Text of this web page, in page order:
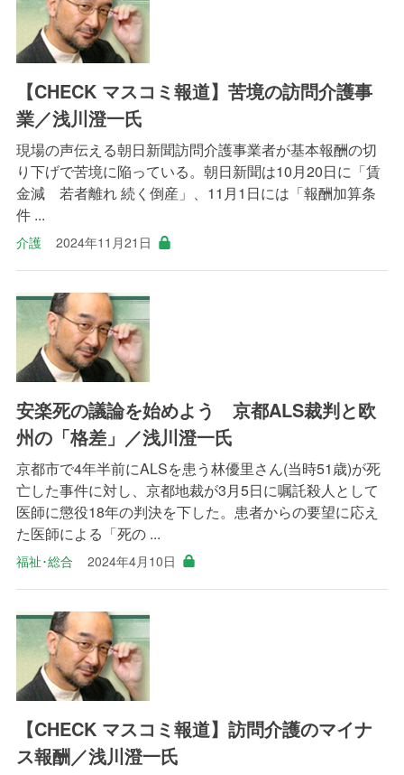
【CHECK マスコミ報道】苦境の訪問介護事
業／浅川澄一氏
現場の声伝える朝日新聞訪問介護事業者が基本報酬の切
り下げで苦境に陥っている。朝日新聞は10月20日に「賃
金減 若者離れ 続く倒産」、11月1日には「報酬加算条
件 ...
介護 2024年11月21日
安楽死の議論を始めよう 京都ALS裁判と欧
州の「格差」／浅川澄一氏
京都市で4年半前にALSを患う林優里さん(当時51歳)が死
亡した事件に対し、京都地裁が3月5日に嘱託殺人として
医師に懲役18年の判決を下した。患者からの要望に応え
た医師による「死の ...
福祉･総合 2024年4月10日
【CHECK マスコミ報道】訪問介護のマイナ
ス報酬／浅川澄一氏